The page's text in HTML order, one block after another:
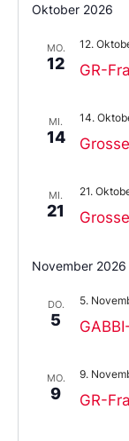
Oktober 2026
MO.
12 GR-
12.
MI.
14
14.
MI.
21
21.
November 2026
DO.
5
5.
MO.
9 GR-
9.